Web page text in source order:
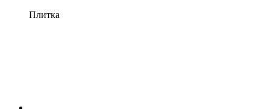
Плитка